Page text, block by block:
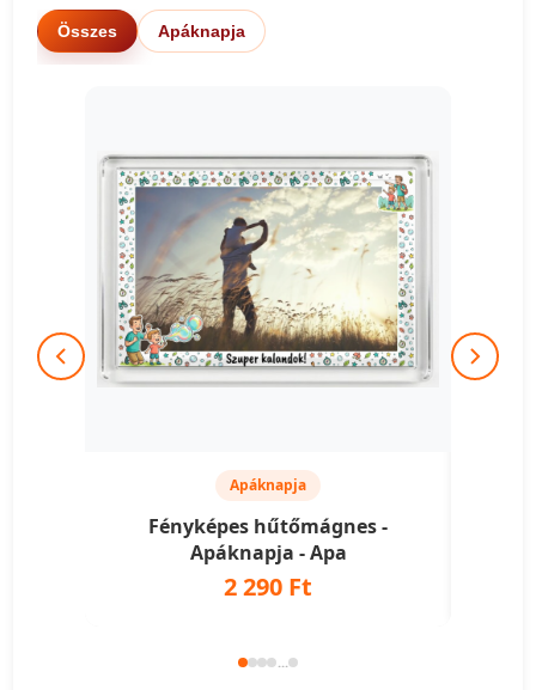
Összes Apáknapja
Apáknapja
Fényképes hűtőmágnes -
Apáknapja - Apa
2 290 Ft
...